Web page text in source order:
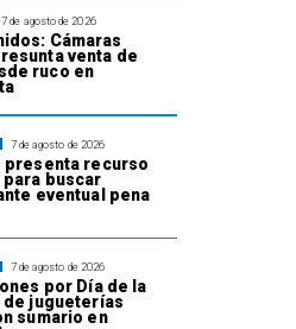
7 de agosto de 2026
Cámaras
venta de
ruco en
7 de agosto de 2026
presenta recurso
para buscar
eventual pena
7 de agosto de 2026
por Día de la
de jugueterías
sumario en